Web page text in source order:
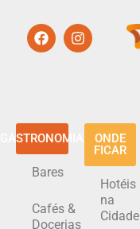
GASTRONOMIA
Bares
Cafés &
Docerias
ONDE
FICAR
Hotéis
na
Cidade